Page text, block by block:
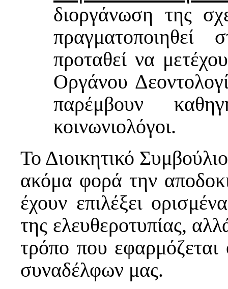
διοργάνωση της
πραγματοποιηθεί
προταθεί να
Οργάνου
παρέμβουν
κοινωνιολόγοι.
Το Διοικητικό
ακόμα φορά την
έχουν επιλέξει
της ελευθεροτυπίας,
τρόπο που
συναδέλφων μας.